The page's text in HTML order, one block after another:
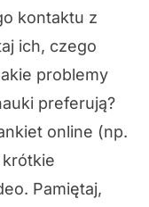
kontaktu z
ich, czego
problemy
preferują?
online (np.
Pamiętaj,